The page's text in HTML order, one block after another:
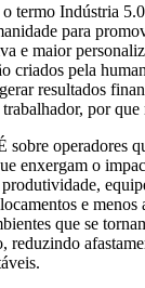
o termo Indústria
para
e maior
criados pela
resultados
por que
sobre operadores
enxergam o
e menos
que se
reduzindo